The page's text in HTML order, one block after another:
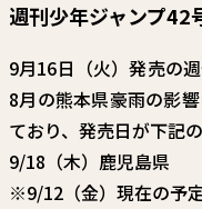
編集部からの
お知らせ
連載作品
雑誌
週刊少年ジャンプ
9月16日（火）発売の
8月の熊本県豪雨の影
ており、発売日が下記
9/18（木）鹿児島県
※9/12（金）現在の予定